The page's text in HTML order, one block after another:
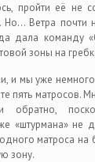
пройти её не
Но… Ветра почти
дала команду
зоны на
и мы уже
пять матросов.
обратно,
«штурмана» не
матроса на
зону.